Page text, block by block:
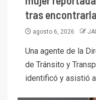
tras
agosto 6, 2026
Una agente de la
de Tránsito y
identificó y asistió a